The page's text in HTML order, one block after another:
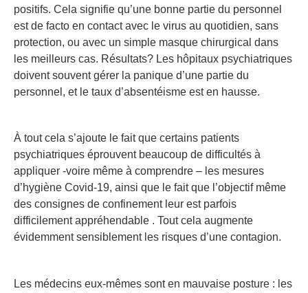
positifs. Cela signifie qu’une bonne partie du personnel
est de facto en contact avec le virus au quotidien, sans
protection, ou avec un simple masque chirurgical dans
les meilleurs cas. Résultats? Les hôpitaux psychiatriques
doivent souvent gérer la panique d’une partie du
personnel, et le taux d’absentéisme est en hausse.
À tout cela s’ajoute le fait que certains patients
psychiatriques éprouvent beaucoup de difficultés à
appliquer -voire même à comprendre – les mesures
d’hygiène Covid-19, ainsi que le fait que l’objectif même
des consignes de confinement leur est parfois
difficilement appréhendable . Tout cela augmente
évidemment sensiblement les risques d’une contagion.
Les médecins eux-mêmes sont en mauvaise posture : les